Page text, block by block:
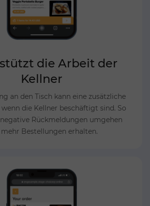
die Arbeit der
Kellner
an den Tisch kann eine zusätzliche
wenn die Kellner beschäftigt sind. So
Rückmeldungen umgehen
Bestellungen erhalten.